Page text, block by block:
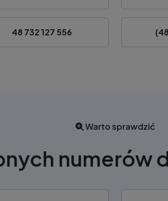
48 732 127 556
Warto sprawdzić
numerów